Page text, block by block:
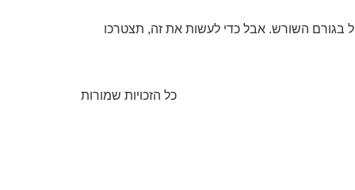
בגורם השורש. אבל כדי לעשות את זה, תצטרכו
כל הזכויות שמורות